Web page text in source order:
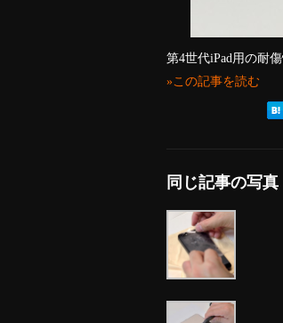
第4世代iPad用の耐傷
»この記事を読む
同じ記事の写真